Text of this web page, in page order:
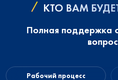
КТО ВАМ
Полная поддержка
Рабочий процесс